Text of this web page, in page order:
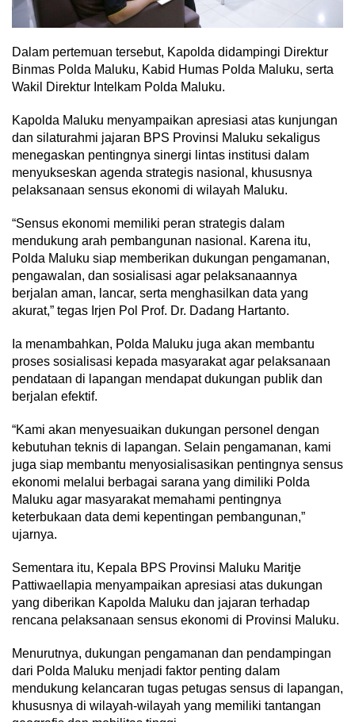
Dalam pertemuan tersebut, Kapolda didampingi Direktur
Binmas Polda Maluku, Kabid Humas Polda Maluku, serta
Wakil Direktur Intelkam Polda Maluku.
Kapolda Maluku menyampaikan apresiasi atas kunjungan
dan silaturahmi jajaran BPS Provinsi Maluku sekaligus
menegaskan pentingnya sinergi lintas institusi dalam
menyukseskan agenda strategis nasional, khususnya
pelaksanaan sensus ekonomi di wilayah Maluku.
“Sensus ekonomi memiliki peran strategis dalam
mendukung arah pembangunan nasional. Karena itu,
Polda Maluku siap memberikan dukungan pengamanan,
pengawalan, dan sosialisasi agar pelaksanaannya
berjalan aman, lancar, serta menghasilkan data yang
akurat,” tegas Irjen Pol Prof. Dr. Dadang Hartanto.
Ia menambahkan, Polda Maluku juga akan membantu
proses sosialisasi kepada masyarakat agar pelaksanaan
pendataan di lapangan mendapat dukungan publik dan
berjalan efektif.
“Kami akan menyesuaikan dukungan personel dengan
kebutuhan teknis di lapangan. Selain pengamanan, kami
juga siap membantu menyosialisasikan pentingnya sensus
ekonomi melalui berbagai sarana yang dimiliki Polda
Maluku agar masyarakat memahami pentingnya
keterbukaan data demi kepentingan pembangunan,”
ujarnya.
Sementara itu, Kepala BPS Provinsi Maluku Maritje
Pattiwaellapia menyampaikan apresiasi atas dukungan
yang diberikan Kapolda Maluku dan jajaran terhadap
rencana pelaksanaan sensus ekonomi di Provinsi Maluku.
Menurutnya, dukungan pengamanan dan pendampingan
dari Polda Maluku menjadi faktor penting dalam
mendukung kelancaran tugas petugas sensus di lapangan,
khususnya di wilayah-wilayah yang memiliki tantangan